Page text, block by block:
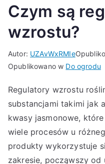
Czym są
wzrostu?
Autor: UZAvWxRMIe
Opublikowano w Do ogrodu
Regulatory wzrostu
substancjami takimi jak
kwasy jasmonowe,
wiele procesów u
produkty wykorzystuje
zakresie, począwszy